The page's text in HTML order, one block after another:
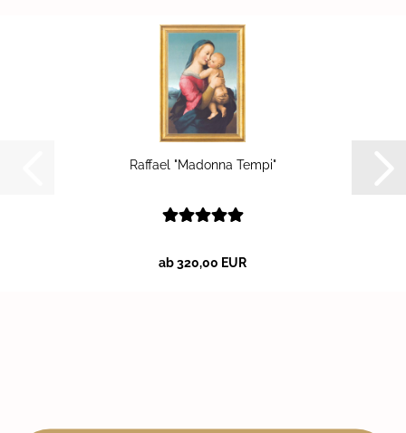
Raf­fa­el "Ma­don­na Tempi"
ab 320,00 EUR